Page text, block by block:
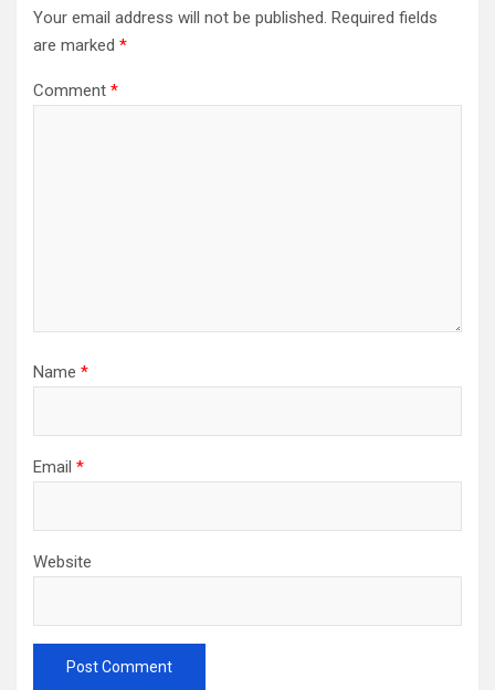
Your email address will not be published. Required fields
are marked *
Comment *
Name *
Email *
Website